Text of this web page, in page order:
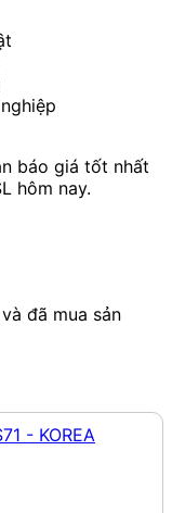
báo giá tốt nhất
hôm nay.
đã mua sản